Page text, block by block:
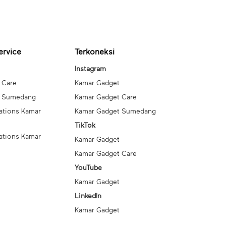
Sumedang
Kamar
Kamar
Terkoneksi
Instagram
Kamar Gadget
Kamar Gadget Care
Kamar Gadget Sumedang
TikTok
Kamar Gadget
Kamar Gadget Care
YouTube
Kamar Gadget
LinkedIn
Kamar Gadget